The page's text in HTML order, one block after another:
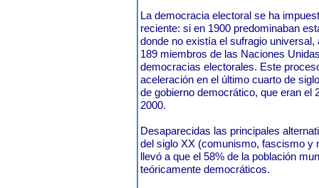
La democracia electoral se ha
reciente: si en 1900 predominaban
donde no existía el sufragio
189 miembros de las Naciones
democracias electorales. Este
aceleración en el último cuarto de
de gobierno democrático, que eran el
2000.
Desaparecidas las principales
del siglo XX (comunismo, fascismo y
llevó a que el 58% de la población
teóricamente democráticos.